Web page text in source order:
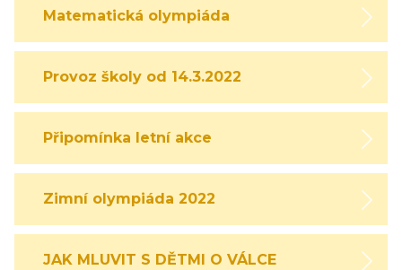
Matematická olympiáda
Provoz školy od 14.3.2022
Připomínka letní akce
Zimní olympiáda 2022
JAK MLUVIT S DĚTMI O VÁLCE